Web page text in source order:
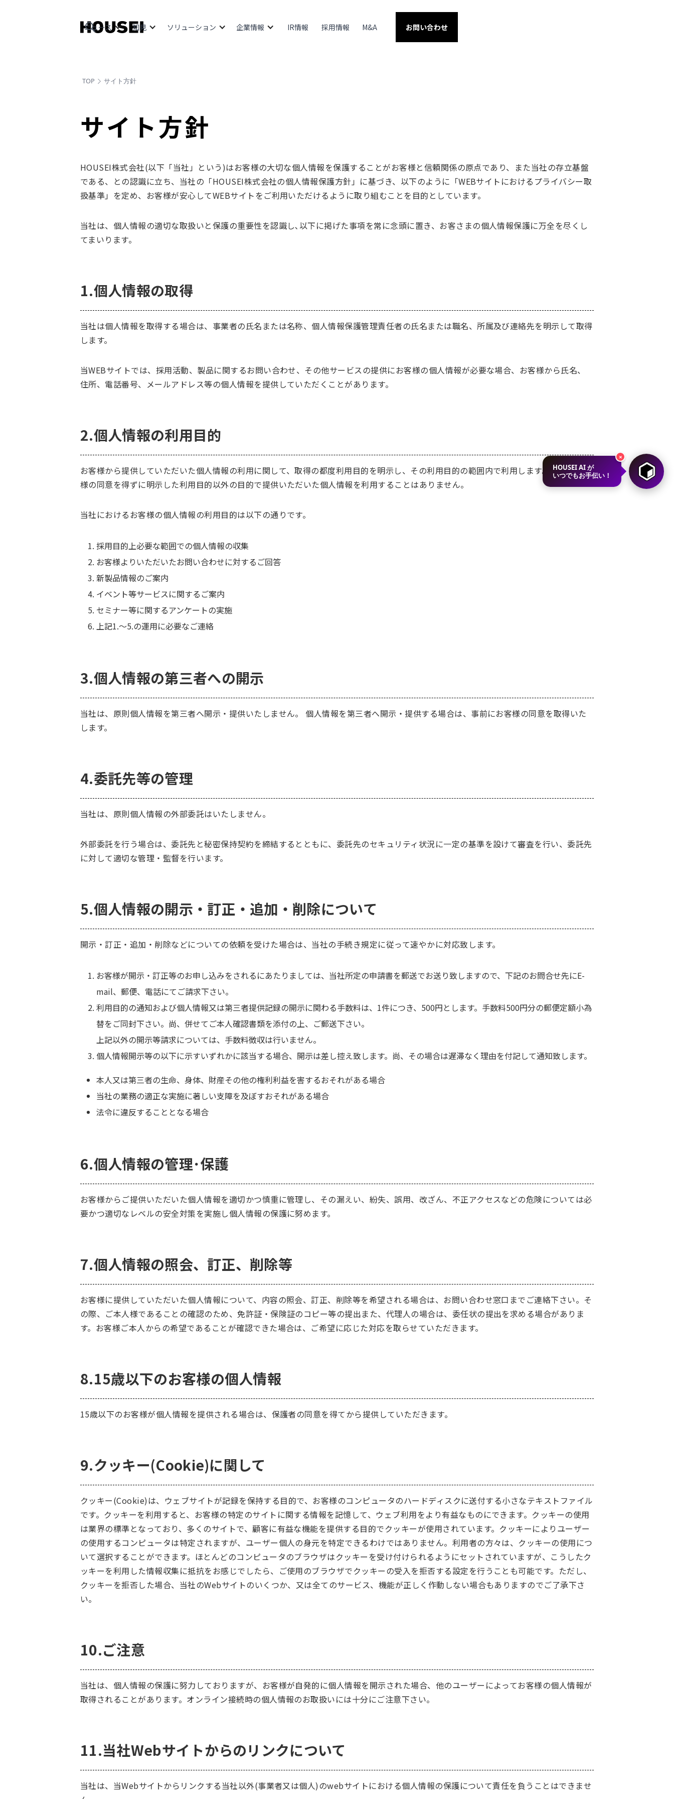
ニュース 知見 ソリューション 企業情報 IR情報 採用情報 M&A お問い合わせ
TOP サイト方針
サイト方針
HOUSEI株式会社(以下「当社」という)はお客様の大切な個人情報を保護することがお客様と信頼関係の原点であり、また当社の存立基盤
である、との認識に立ち、当社の「HOUSEI株式会社の個人情報保護方針」に基づき、以下のように「WEBサイトにおけるプライバシー取
扱基準」を定め、お客様が安心してWEBサイトをご利用いただけるように取り組むことを目的としています。
当社は、個人情報の適切な取扱いと保護の重要性を認識し､以下に掲げた事項を常に念頭に置き、お客さまの個人情報保護に万全を尽くし
てまいります。
1.個人情報の取得
当社は個人情報を取得する場合は、事業者の氏名または名称、個人情報保護管理責任者の氏名または職名、所属及び連絡先を明示して取得
します。
当WEBサイトでは、採用活動、製品に関するお問い合わせ、その他サービスの提供にお客様の個人情報が必要な場合、お客様から氏名、
住所、電話番号、メールアドレス等の個人情報を提供していただくことがあります。
2.個人情報の利用目的
お客様から提供していただいた個人情報の利用に関して、取得の都度利用目的を明示し、その利用目的の範囲内で利用します。また、お客
様の同意を得ずに明示した利用目的以外の目的で提供いただいた個人情報を利用することはありません。
当社におけるお客様の個人情報の利用目的は以下の通りです。
採用目的上必要な範囲での個人情報の収集
お客様よりいただいたお問い合わせに対するご回答
新製品情報のご案内
イベント等サービスに関するご案内
セミナー等に関するアンケートの実施
上記1.～5.の運用に必要なご連絡
3.個人情報の第三者への開示
当社は、原則個人情報を第三者へ開示・提供いたしません。 個人情報を第三者へ開示・提供する場合は、事前にお客様の同意を取得いた
します。
4.委託先等の管理
当社は、原則個人情報の外部委託はいたしません。
外部委託を行う場合は、委託先と秘密保持契約を締結するとともに、委託先のセキュリティ状況に一定の基準を設けて審査を行い、委託先
に対して適切な管理・監督を行います。
5.個人情報の開示・訂正・追加・削除について
開示・訂正・追加・削除などについての依頼を受けた場合は、当社の手続き規定に従って速やかに対応致します。
お客様が開示・訂正等のお申し込みをされるにあたりましては、当社所定の申請書を郵送でお送り致しますので、下記のお問合せ先にE-
mail、郵便、電話にてご請求下さい。
利用目的の通知および個人情報又は第三者提供記録の開示に関わる手数料は、1件につき、500円とします。手数料500円分の郵便定額小為
替をご同封下さい。尚、併せてご本人確認書類を添付の上、ご郵送下さい。
上記以外の開示等請求については、手数料徴収は行いません。
個人情報開示等の以下に示すいずれかに該当する場合、開示は差し控え致します。尚、その場合は遅滞なく理由を付記して通知致します。
本人又は第三者の生命、身体、財産その他の権利利益を害するおそれがある場合
当社の業務の適正な実施に著しい支障を及ぼすおそれがある場合
法令に違反することとなる場合
6.個人情報の管理･保護
お客様からご提供いただいた個人情報を適切かつ慎重に管理し、その漏えい、紛失、誤用、改ざん、不正アクセスなどの危険については必
要かつ適切なレベルの安全対策を実施し個人情報の保護に努めます。
7.個人情報の照会、訂正、削除等
お客様に提供していただいた個人情報について、内容の照会、訂正、削除等を希望される場合は、お問い合わせ窓口までご連絡下さい。そ
の際、ご本人様であることの確認のため、免許証・保険証のコピー等の提出また、代理人の場合は、委任状の提出を求める場合がありま
す。お客様ご本人からの希望であることが確認できた場合は、ご希望に応じた対応を取らせていただきます。
8.15歳以下のお客様の個人情報
15歳以下のお客様が個人情報を提供される場合は、保護者の同意を得てから提供していただきます。
9.クッキー(Cookie)に関して
クッキー(Cookie)は、ウェブサイトが記録を保持する目的で、お客様のコンピュータのハードディスクに送付する小さなテキストファイル
です。クッキーを利用すると、お客様の特定のサイトに関する情報を記憶して、ウェブ利用をより有益なものにできます。クッキーの使用
は業界の標準となっており、多くのサイトで、顧客に有益な機能を提供する目的でクッキーが使用されています。クッキーによりユーザー
の使用するコンピュータは特定されますが、ユーザー個人の身元を特定できるわけではありません。利用者の方々は、クッキーの使用につ
いて選択することができます。ほとんどのコンピュータのブラウザはクッキーを受け付けられるようにセットされていますが、こうしたク
ッキーを利用した情報収集に抵抗をお感じでしたら、ご使用のブラウザでクッキーの受入を拒否する設定を行うことも可能です。ただし、
クッキーを拒否した場合、当社のWebサイトのいくつか、又は全てのサービス、機能が正しく作動しない場合もありますのでご了承下さ
い。
10.ご注意
当社は、個人情報の保護に努力しておりますが、お客様が自発的に個人情報を開示された場合、他のユーザーによってお客様の個人情報が
取得されることがあります。オンライン接続時の個人情報のお取扱いには十分にご注意下さい。
11.当社Webサイトからのリンクについて
当社は、当Webサイトからリンクする当社以外(事業者又は個人)のwebサイトにおける個人情報の保護について責任を負うことはできませ
HOUSEI AI が
いつでもお手伝い！
×